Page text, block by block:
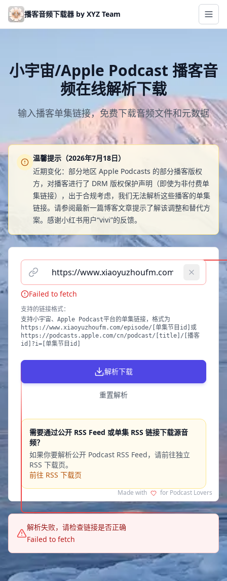
Skip to main content
播客音频下载器 by XYZ Team
小宇宙/Apple Podcast 播客音
频在线解析下载
输入播客单集链接，免费下载音频文件和元数据
温馨提示（2026年7月18日）
近期变化：部分地区 Apple Podcasts 的部分播客版权
方，对播客进行了 DRM 版权保护声明（即使为非付费单
集链接），出于合规考虑，我们无法解析这些播客的单集
链接。请参阅最新一篇博客文章提示了解该调整和替代方
案。感谢小红书用户“vivi”的反馈。
请输入播客单集链接（支持小宇宙、Apple Podcast）
Failed to fetch
支持的链接格式：
支持小宇宙、Apple Podcast平台的单集链接，格式为
https://www.xiaoyuzhoufm.com/episode/[单集节目id]或
https://podcasts.apple.com/cn/podcast/[title]/[播客
id]?i=[单集节目id]
解析下载
重置解析
需要通过公开 RSS Feed 或单集 RSS 链接下载源音
频？
如果你要解析公开 Podcast RSS Feed，请前往独立
RSS 下载页。
前往 RSS 下载页
Made with for Podcast Lovers
解析失败，请检查链接是否正确
Failed to fetch